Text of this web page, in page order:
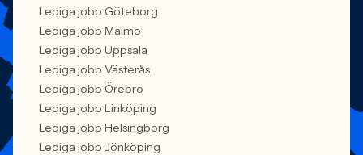
Lediga jobb Göteborg
Lediga jobb Malmö
Lediga jobb Uppsala
Lediga jobb Västerås
Lediga jobb Örebro
Lediga jobb Linköping
Lediga jobb Helsingborg
Lediga jobb Jönköping